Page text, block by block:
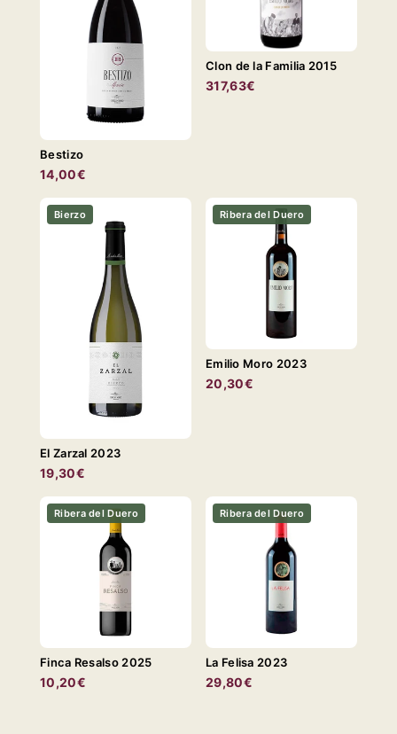
Bestizo
14,00€
Clon de la Familia 2015
317,63€
Bierzo
El Zarzal 2023
19,30€
Ribera del Duero
Emilio Moro 2023
20,30€
Ribera del Duero
Finca Resalso 2025
10,20€
Ribera del Duero
La Felisa 2023
29,80€